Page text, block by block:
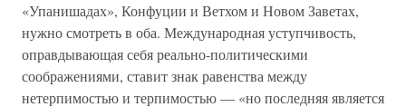
«Упанишадах», Конфуции и Ветхом и Новом Заветах,
нужно смотреть в оба. Международная уступчивость,
оправдывающая себя реально-политическими
соображениями, ставит знак равенства между
нетерпимостью и терпимостью — «но последняя является